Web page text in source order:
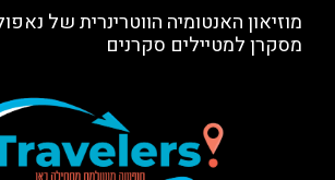
מוזיאון האנטומיה הווטרינרית של
מסקרן למטיילים סקרנים